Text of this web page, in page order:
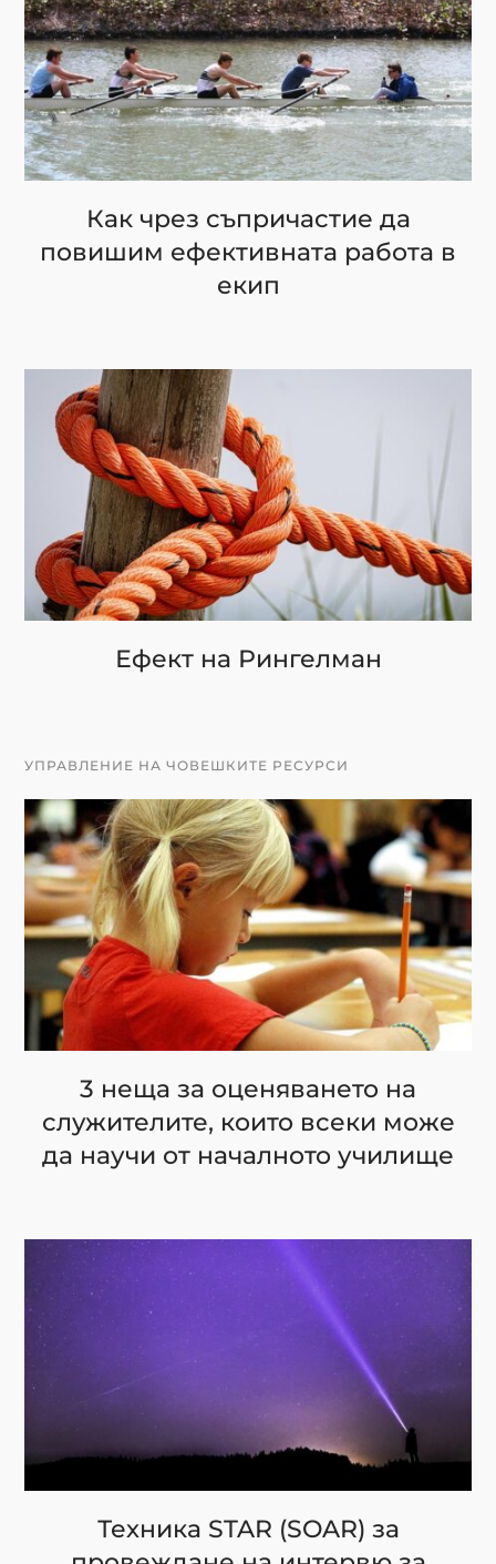
Как чрез съпричастие да
повишим ефективната работа в
екип
Ефект на Рингелман
УПРАВЛЕНИЕ НА ЧОВЕШКИТЕ РЕСУРСИ
3 неща за оценяването на
служителите, които всеки може
да научи от началното училище
Техника STAR (SOAR) за